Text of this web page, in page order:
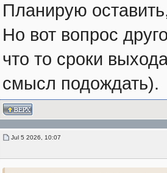
Планирую
Но вот вопрос
что то сроки
смысл подождать).
Jul 5 2026, 10:07